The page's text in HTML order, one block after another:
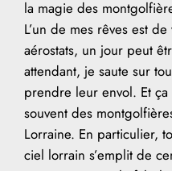
la magie des
L’un de mes rêves est
aérostats, un jour peut
attendant, je saute sur
prendre leur envol. Et
souvent des
Lorraine. En particulier,
ciel lorrain s’emplit de